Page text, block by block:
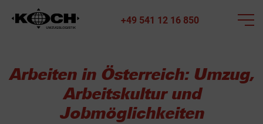
+49 541 12 16 850
Arbeiten in Österreich: Umzug,
Arbeitskultur und
Jobmöglichkeiten